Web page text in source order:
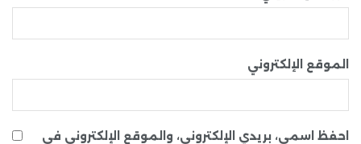
الموقع الإلكتروني
احفظ اسمي، بريدي الإلكتروني، والموقع الإلكتروني في